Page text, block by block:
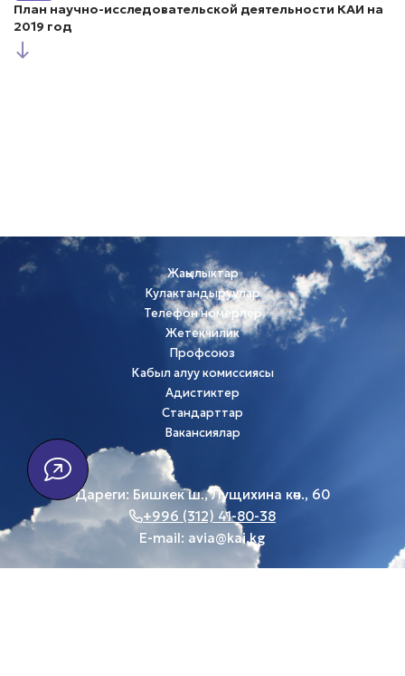
План научно-исследовательской деятельности КАИ на
2019 год
↓
Дареги: Бишкек ш., Лущихина көч., 60
+996 (312) 41-80-38
E-mail: avia@kai.kg
Жаңылыктар
Кулактандыруулар
Телефон номерлер
Жетекчилик
Профсоюз
Кабыл алуу комиссиясы
Адистиктер
Стандарттар
Вакансиялар